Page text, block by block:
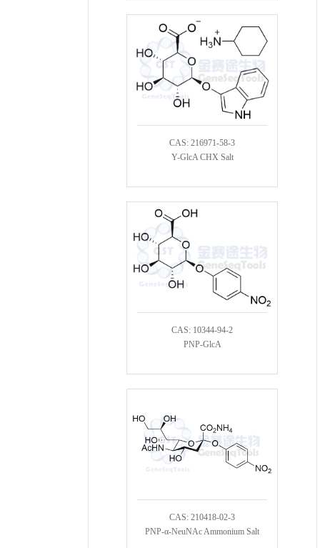
CAS: 216971-58-3
Y-GlcA CHX Salt
CAS: 10344-94-2
PNP-GlcA
CAS: 210418-02-3
PNP-α-NeuNAc Ammonium Salt